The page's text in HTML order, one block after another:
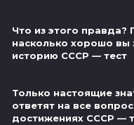
Что из этого правда?
насколько хорошо вы
историю СССР — тест
Только настоящие
ответят на все
достижениях СССР —